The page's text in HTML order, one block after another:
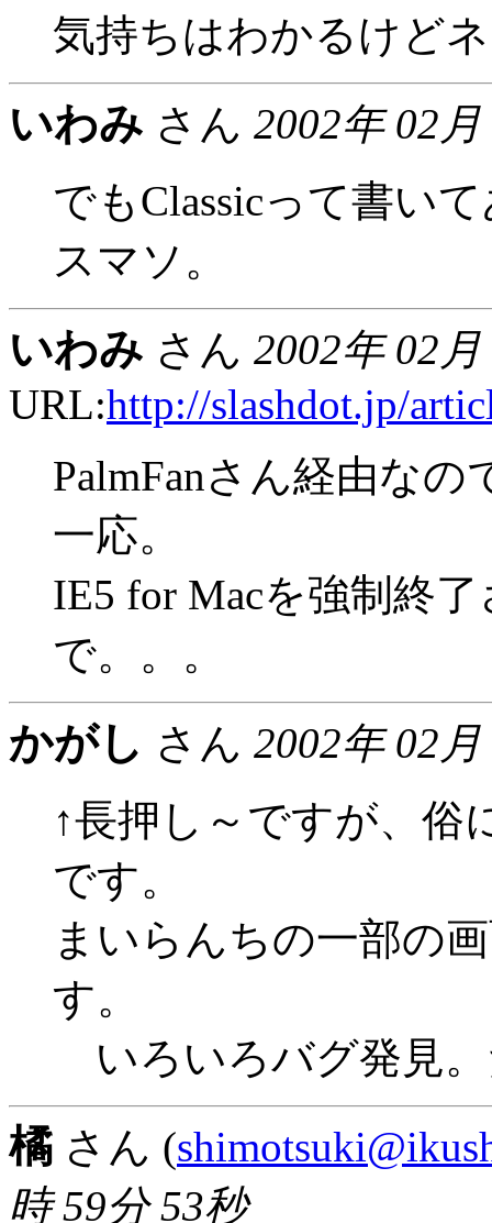
気持ちはわかるけど
いわみ さん 2002年 02
でもClassicって書い
スマソ。
いわみ さん 2002年 02
URL:http://slashdot.jp/
PalmFanさん経由な
一応。
IE5 for Macを強制終
で。。。
かがし さん 2002年 02
↑長押し～ですが、俗
です。
まいらんちの一部の
す。
いろいろバグ発見
橘 さん (
時 59分 53秒